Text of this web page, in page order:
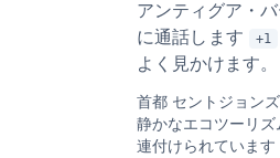
アンティグア・
に通話します
+1
よく見かけます。
首都 セントジョンズ
静かなエコツーリ
連付けられています